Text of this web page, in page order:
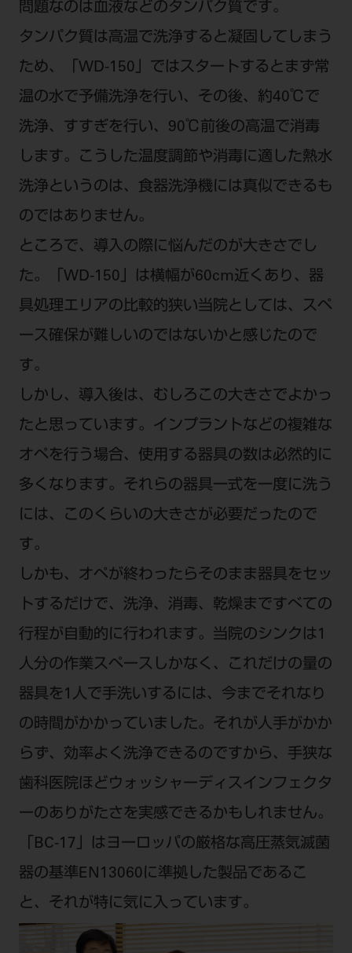
問題なのは血液などのタンパク質です。
タンパク質は高温で洗浄すると凝固してしまう
ため、「WD-150」ではスタートするとまず常
温の水で予備洗浄を行い、その後、約40℃で
洗浄、すすぎを行い、90℃前後の高温で消毒
します。こうした温度調節や消毒に適した熱水
洗浄というのは、食器洗浄機には真似できるも
のではありません。
ところで、導入の際に悩んだのが大きさでし
た。「WD-150」は横幅が60cm近くあり、器
具処理エリアの比較的狭い当院としては、スペ
ース確保が難しいのではないかと感じたので
す。
しかし、導入後は、むしろこの大きさでよかっ
たと思っています。インプラントなどの複雑な
オペを行う場合、使用する器具の数は必然的に
多くなります。それらの器具一式を一度に洗う
には、このくらいの大きさが必要だったので
す。
しかも、オペが終わったらそのまま器具をセッ
トするだけで、洗浄、消毒、乾燥まですべての
行程が自動的に行われます。当院のシンクは1
人分の作業スペースしかなく、これだけの量の
器具を1人で手洗いするには、今までそれなり
の時間がかかっていました。それが人手がかか
らず、効率よく洗浄できるのですから、手狭な
歯科医院ほどウォッシャーディスインフェクタ
ーのありがたさを実感できるかもしれません。
「BC-17」はヨーロッパの厳格な高圧蒸気滅菌
器の基準EN13060に準拠した製品であるこ
と、それが特に気に入っています。